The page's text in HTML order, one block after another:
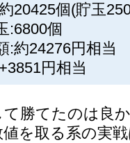
20425個(貯玉
:6800個
:約24276円相当
円相当
勝てたのは良か
を取る系の実